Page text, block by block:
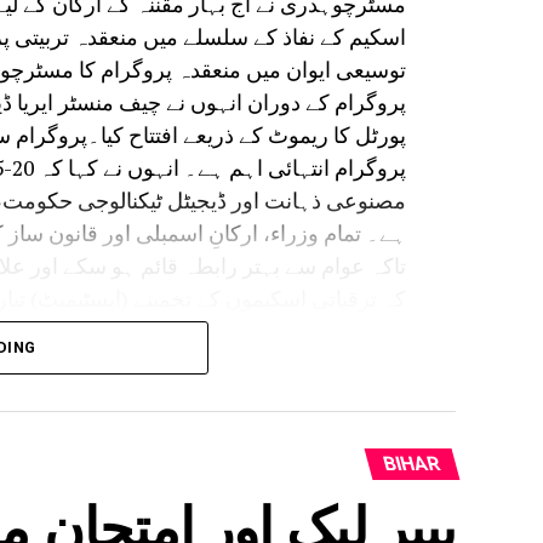
اسکیم کے نفاذ کے سلسلے میں منعقدہ
توسیعی ایوان میں منعقدہ پروگرام کا
پروگرام کے دوران انہوں نے چیف منسٹر
پورٹل کا ریموٹ کے ذریعے افتتاح
مصنوعی ذہانت اور ڈیجیٹل ٹیکنالوجی
ہے۔ تمام وزراء، ارکانِ اسمبلی اور قانون
تاکہ عوام سے بہتر رابطہ قائم ہو سکے اور
فراہم کرنے کے عمل میں ریاستی حکومت
ہدف مقرر کیا گیا ہے۔ عوامی نمائندوں کو
BIHAR
پیپر لیک اور